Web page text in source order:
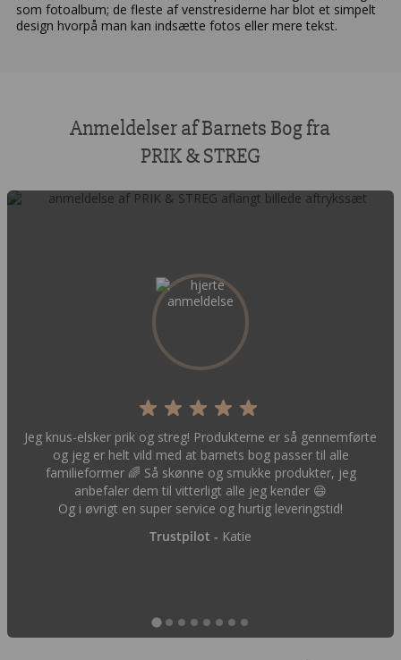
som fotoalbum; de fleste af venstresiderne har blot et simpelt
design hvorpå man kan indsætte fotos eller mere tekst.
Anmeldelser af Barnets Bog fra
PRIK & STREG
Jeg knus-elsker prik og streg! Produkterne er så gennemførte
og jeg er helt vild med at barnets bog passer til alle
familieformer 🌈 Så skønne og smukke produkter, jeg
anbefaler dem til vitterligt alle jeg kender 😄
Og i øvrigt en super service og hurtig leveringstid!
Trustpilot - Katie